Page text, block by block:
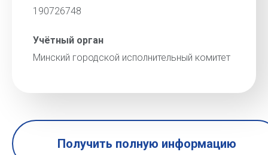
190726748
Учётный орган
Минский городской исполнительный комитет
Получить полную информацию